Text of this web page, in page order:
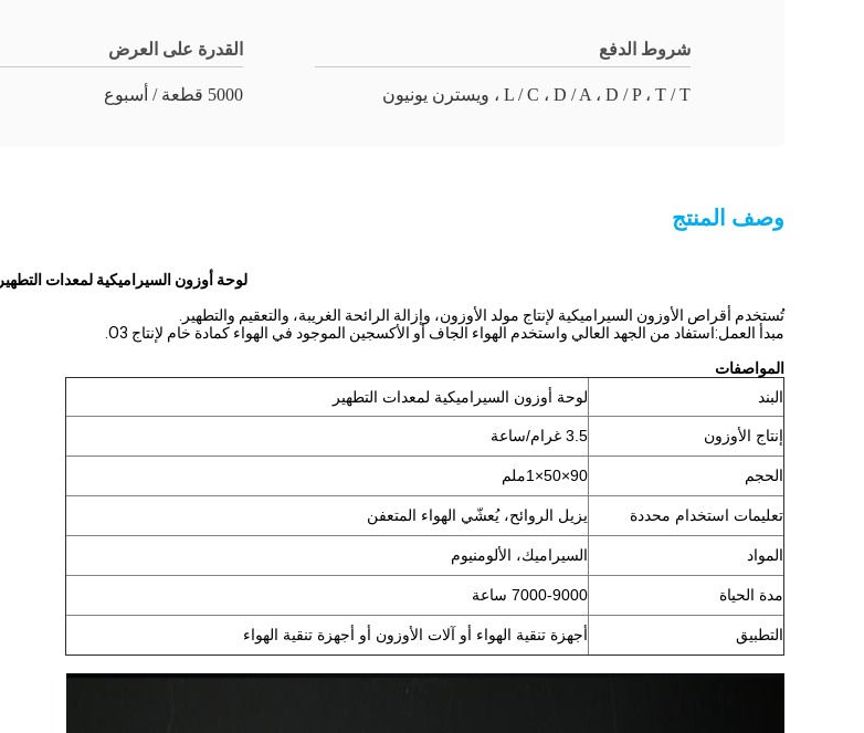
شروط الدفع
L / C ، D / A ، D / P ، T / T ، ويسترن يونيون
القدرة على العرض
5000 قطعة / أسبوع
وصف المنتج
لوحة أوزون السيراميكية لمعدات التطهير
تُستخدم أقراص الأوزون السيراميكية لإنتاج مولد الأوزون، وإزالة الرائحة الغريبة، والتعقيم والتطهير.
مبدأ العمل:استفاد من الجهد العالي واستخدم الهواء الجاف أو الأكسجين الموجود في الهواء كمادة خام لإنتاج O3.
المواصفات
البند
لوحة أوزون السيراميكية لمعدات التطهير
إنتاج الأوزون 3.5 غرام/ساعة
الحجم 90×50×1ملم
تعليمات استخدام محددة يزيل الروائح، يُعشّي الهواء المتعفن
المواد السيراميك، الألومنيوم
مدة الحياة 7000-9000 ساعة
التطبيق أجهزة تنقية الهواء أو آلات الأوزون أو أجهزة تنقية الهواء